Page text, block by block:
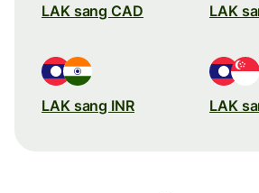
LAK sang CAD LAK
LAK sang INR LAK